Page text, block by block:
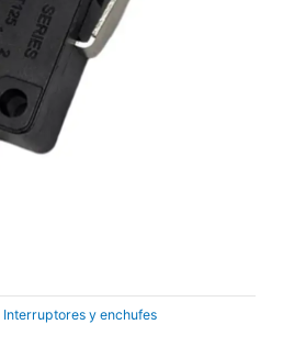
Interruptores y enchufes